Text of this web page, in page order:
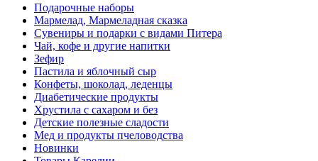
Подарочные наборы
Мармелад, Мармеладная сказка
Сувениры и подарки с видами Питера
Чай, кофе и другие напитки
Зефир
Пастила и яблочный сыр
Конфеты, шоколад, леденцы
Диабетические продукты
Хрустила с сахаром и без
Детские полезные сладости
Мед и продукты пчеловодства
Новинки